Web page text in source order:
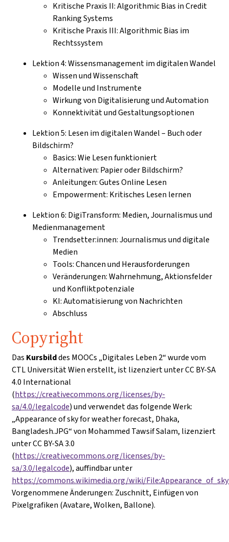
Kritische Praxis II: Algorithmic Bias in Credit
Ranking Systems
Kritische Praxis III: Algorithmic Bias im
Rechtssystem
Lektion 4: Wissensmanagement im digitalen Wandel
Wissen und Wissenschaft
Modelle und Instrumente
Wirkung von Digitalisierung und Automation
Konnektivität und Gestaltungsoptionen
Lektion 5: Lesen im digitalen Wandel – Buch oder
Bildschirm?
Basics: Wie Lesen funktioniert
Alternativen: Papier oder Bildschirm?
Anleitungen: Gutes Online Lesen
Empowerment: Kritisches Lesen lernen
Lektion 6: DigiTransform: Medien, Journalismus und
Medienmanagement
Trendsetter:innen: Journalismus und digitale
Medien
Tools: Chancen und Herausforderungen
Veränderungen: Wahrnehmung, Aktionsfelder
und Konfliktpotenziale
KI: Automatisierung von Nachrichten
Abschluss
Copyright
Das Kursbilddes MOOCs „Digitales Leben 2“ wurde vom
CTL Universität Wien erstellt, ist lizenziert unter CC BY-SA
4.0 International
(https://creativecommons.org/licenses/by-
sa/4.0/legalcode) und verwendet das folgende Werk:
„Appearance of sky for weather forecast, Dhaka,
Bangladesh.JPG“ von Mohammed Tawsif Salam, lizenziert
unter CC BY-SA 3.0
(https://creativecommons.org/licenses/by-
sa/3.0/legalcode), auffindbar unter
https://commons.wikimedia.org/wiki/
Vorgenommene Änderungen: Zuschnitt, Einfügen von
Pixelgrafiken (Avatare, Wolken, Ballone).